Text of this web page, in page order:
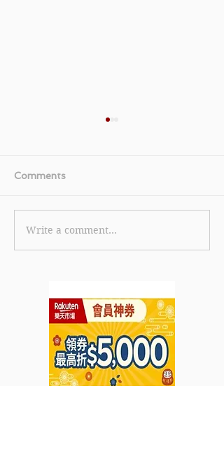
【Bobbi Brown 優惠】-
恒生信用卡客戶尊享以下
Cash Dallors回贈及4 (優
惠至2022年4月30日)
Comments
Write a comment...